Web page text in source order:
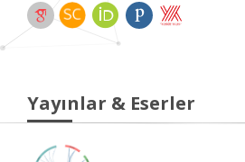
Yayınlar & Eserler